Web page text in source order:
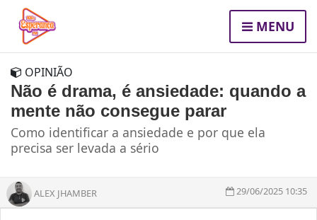
MENU
OPINIÃO
Não é drama, é ansiedade: quando a
mente não consegue parar
Como identificar a ansiedade e por que ela
precisa ser levada a sério
ALEX JHAMBER 29/06/2025 10:35